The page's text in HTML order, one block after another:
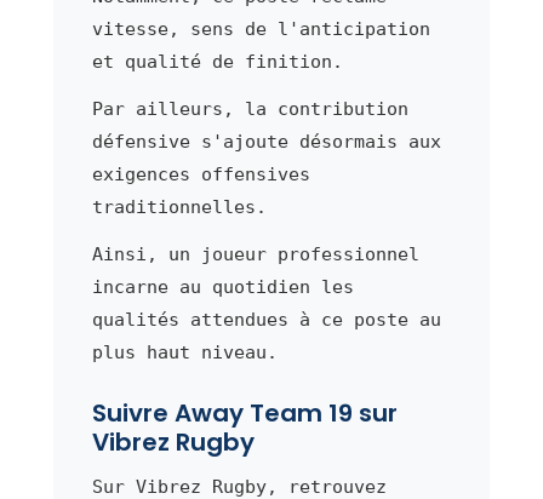
vitesse, sens de l'anticipation
et qualité de finition.
Par ailleurs, la contribution
défensive s'ajoute désormais aux
exigences offensives
traditionnelles.
Ainsi, un joueur professionnel
incarne au quotidien les
qualités attendues à ce poste au
plus haut niveau.
Suivre Away Team 19 sur
Vibrez Rugby
Sur Vibrez Rugby, retrouvez